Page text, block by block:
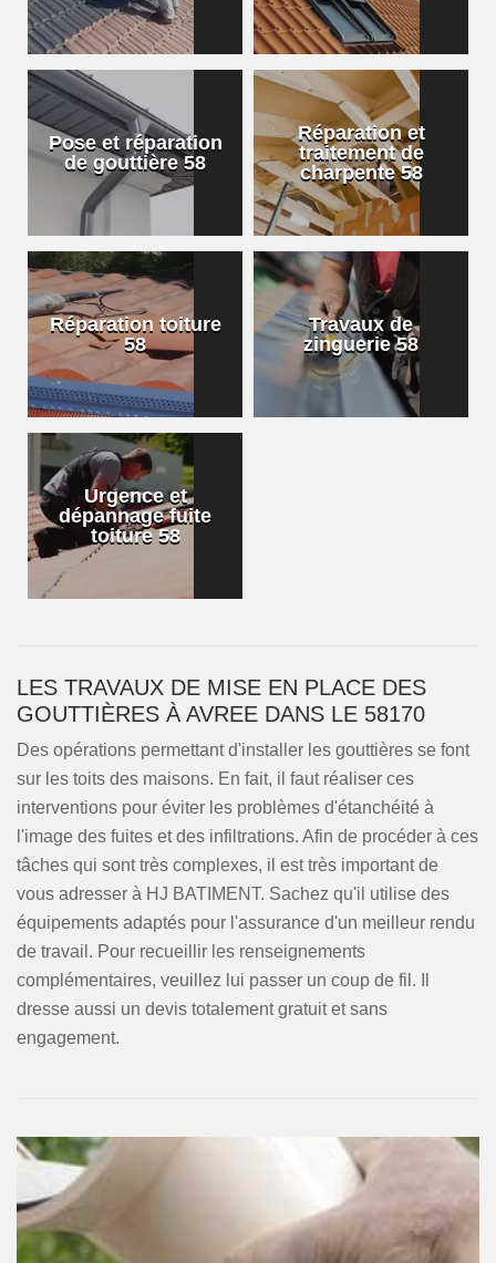
Pose et réparation
de gouttière 58
Réparation et
traitement de
charpente 58
Réparation toiture
58
Travaux de
zinguerie 58
Urgence et
dépannage fuite
toiture 58
LES TRAVAUX DE MISE EN PLACE DES
GOUTTIÈRES À AVREE DANS LE 58170
Des opérations permettant d'installer les gouttières se font
sur les toits des maisons. En fait, il faut réaliser ces
interventions pour éviter les problèmes d'étanchéité à
l'image des fuites et des infiltrations. Afin de procéder à ces
tâches qui sont très complexes, il est très important de
vous adresser à HJ BATIMENT. Sachez qu'il utilise des
équipements adaptés pour l'assurance d'un meilleur rendu
de travail. Pour recueillir les renseignements
complémentaires, veuillez lui passer un coup de fil. Il
dresse aussi un devis totalement gratuit et sans
engagement.